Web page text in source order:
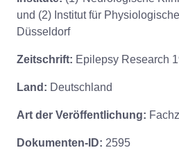
und (2) Institut für
Düsseldorf
Zeitschrift: Epilepsy Research
Land: Deutschland
Art der Veröffentlichung:
Dokumenten-ID: 2595